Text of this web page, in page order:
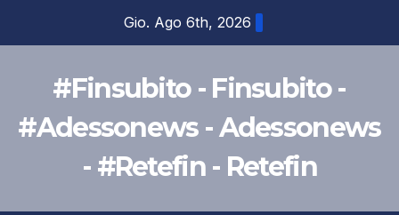
Gio. Ago 6th, 2026
#Finsubito - Finsubito -
#Adessonews - Adessonews
- #Retefin - Retefin